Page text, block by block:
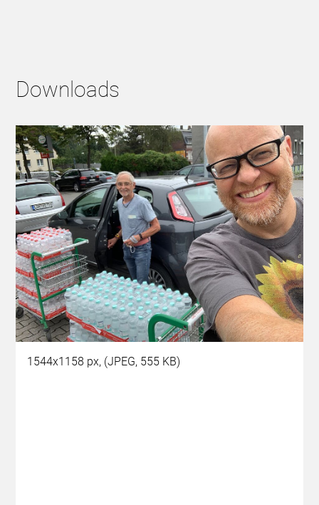
Downloads
1544x1158 px, (JPEG, 555 KB)